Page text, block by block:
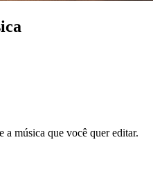
música que você quer editar.